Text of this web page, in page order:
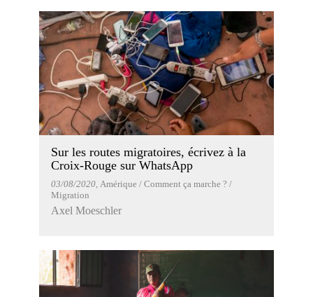
Sur les routes migratoires, écrivez à la
Croix-Rouge sur WhatsApp
03/08/2020, Amérique / Comment ça marche ? /
Migration
Axel Moeschler